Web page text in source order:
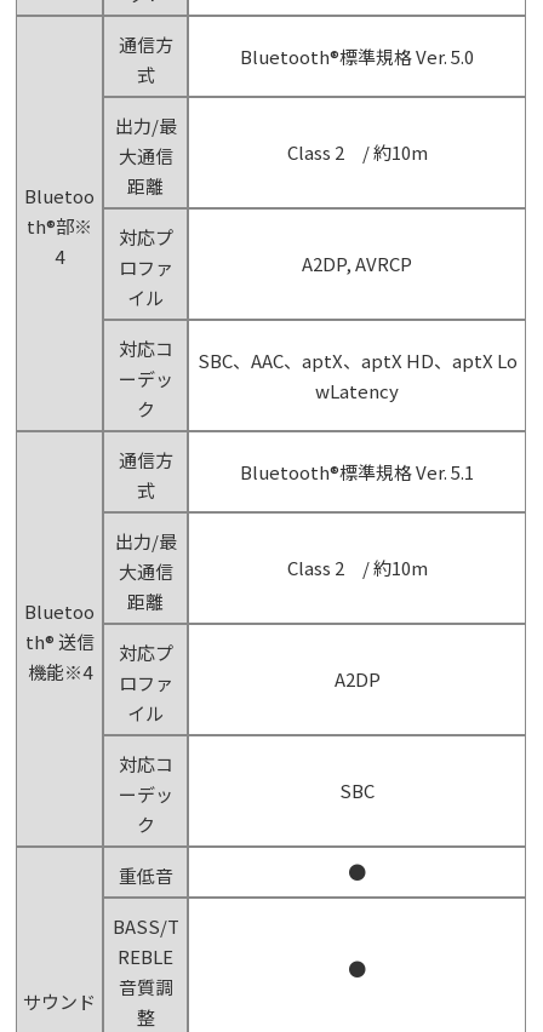
Bluetoo
th®部※
4
通信方
式
Bluetooth®標準規格 Ver. 5.0
出力/最
大通信
距離
Class 2 / 約10m
対応プ
ロファ
イル
A2DP, AVRCP
対応コ
ーデッ
ク
SBC、AAC、aptX、aptX HD、aptX Lo
wLatency
Bluetoo
th® 送信
機能※4
通信方
式
Bluetooth®標準規格 Ver. 5.1
出力/最
大通信
距離
Class 2 / 約10m
対応プ
ロファ
イル
A2DP
対応コ
ーデッ
ク
SBC
サウンド
重低音 ●
BASS/T
REBLE
音質調
整
●